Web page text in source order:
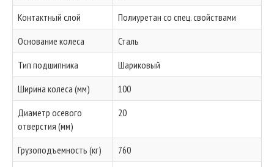
Контактный слой
Полиуретан со спец. свойствами
Основание колеса
Сталь
Тип подшипника
Шариковый
Ширина колеса (мм)
100
Диаметр осевого
отверстия (мм)
20
Грузоподъемность (кг)
760